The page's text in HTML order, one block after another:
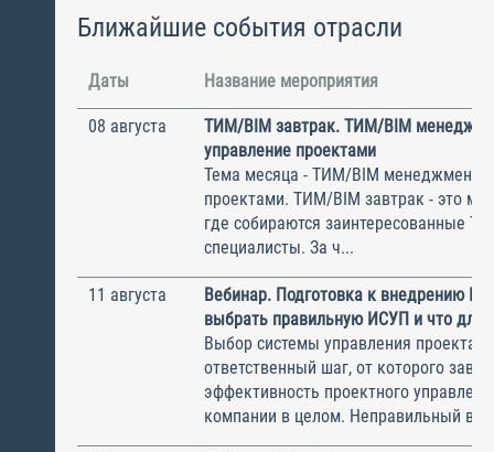
Ближайшие события отрасли
Даты Название мероприятия
08 августа
ТИМ/BIM завтрак. ТИМ/BIM
управление проектами
Тема месяца - ТИМ/BIM менеджмент и
проектами. ТИМ/BIM завтрак - это
где собираются заинтересованные
специалисты. За ч...
11 августа
Вебинар. Подготовка к внедрению
выбрать правильную ИСУП и что для
Выбор системы управления
ответственный шаг, от которого
эффективность проектного
компании в целом. Неправильный